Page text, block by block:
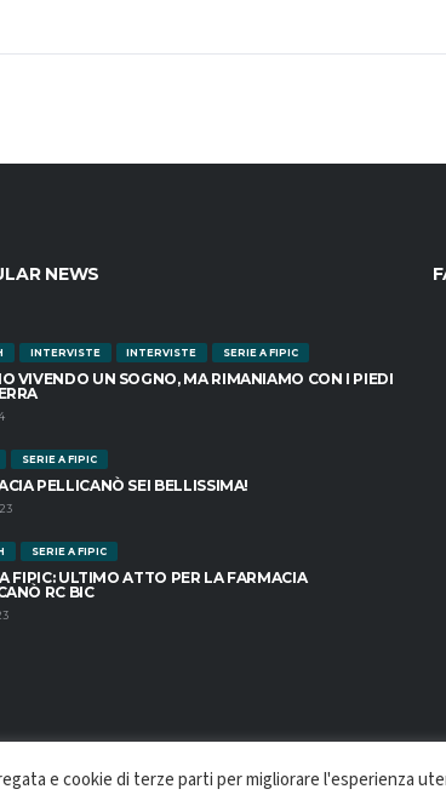
NEWS
INTERVISTE INTERVISTE SERIE A FIPIC
VIVENDO UN SOGNO, MA RIMANIAMO CON I PIEDI
SERIE A FIPIC
PELLICANÒ SEI BELLISSIMA!
SERIE A FIPIC
FIPIC: ULTIMO ATTO PER LA FARMACIA
RC BIC
VIA PIO XI TRAVERSA PUTORTÌ, 7 RC, ITALY | C.F.
e cookie di terze parti per migliorare l'esperienza